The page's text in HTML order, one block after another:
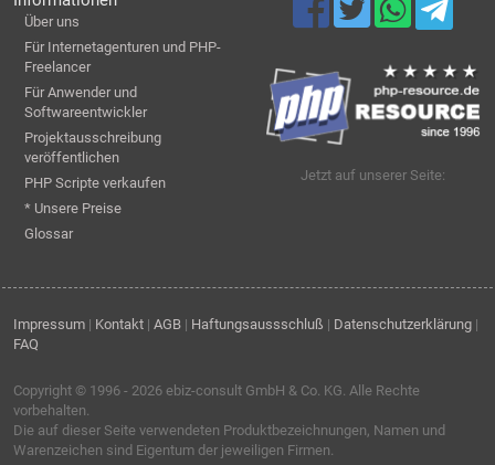
Über uns
Für Internetagenturen und PHP-
Freelancer
Für Anwender und
Softwareentwickler
Projektausschreibung
veröffentlichen
PHP Scripte verkaufen
* Unsere Preise
Glossar
Jetzt auf unserer Seite:
Impressum | Kontakt | AGB | Haftungsaussschluß | Datenschutzerklärung |
FAQ
Copyright © 1996 - 2026 ebiz-consult GmbH & Co. KG. Alle Rechte
vorbehalten.
Die auf dieser Seite verwendeten Produktbezeichnungen, Namen und
Warenzeichen sind Eigentum der jeweiligen Firmen.